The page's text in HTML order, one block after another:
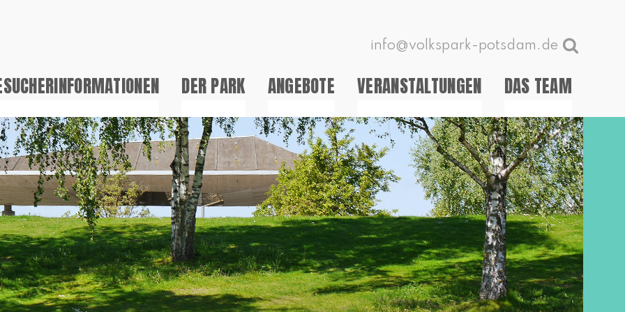
info@volkspark-potsdam.de
DER PARK ANGEBOTE VERANSTALTUNGEN DAS TEAM